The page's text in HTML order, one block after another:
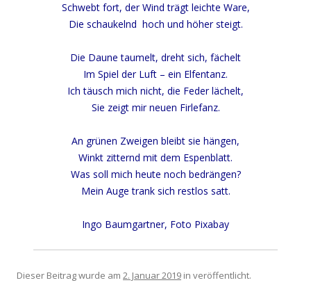
Schwebt fort, der Wind trägt leichte Ware,
Die schaukelnd hoch und höher steigt.
Die Daune taumelt, dreht sich, fächelt
Im Spiel der Luft – ein Elfentanz.
Ich täusch mich nicht, die Feder lächelt,
Sie zeigt mir neuen Firlefanz.
An grünen Zweigen bleibt sie hängen,
Winkt zitternd mit dem Espenblatt.
Was soll mich heute noch bedrängen?
Mein Auge trank sich restlos satt.
Ingo Baumgartner, Foto Pixabay
Dieser Beitrag wurde am 2. Januar 2019 in veröffentlicht.